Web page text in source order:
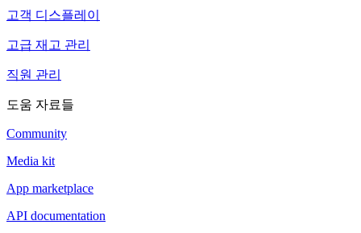
고객 디스플레이
고급 재고 관리
직원 관리
도움 자료들
Community
Media kit
App marketplace
API documentation